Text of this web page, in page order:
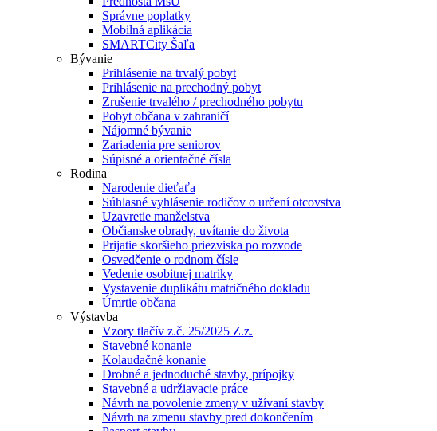
Správne poplatky
Mobilná aplikácia
SMARTCity Šaľa
Bývanie
Prihlásenie na trvalý pobyt
Prihlásenie na prechodný pobyt
Zrušenie trvalého / prechodného pobytu
Pobyt občana v zahraničí
Nájomné bývanie
Zariadenia pre seniorov
Súpisné a orientačné čísla
Rodina
Narodenie dieťaťa
Súhlasné vyhlásenie rodičov o určení otcovstva
Uzavretie manželstva
Občianske obrady, uvítanie do života
Prijatie skoršieho priezviska po rozvode
Osvedčenie o rodnom čísle
Vedenie osobitnej matriky
Vystavenie duplikátu matričného dokladu
Úmrtie občana
Výstavba
Vzory tlačív z.č. 25/2025 Z.z.
Stavebné konanie
Kolaudačné konanie
Drobné a jednoduché stavby, prípojky
Stavebné a udržiavacie práce
Návrh na povolenie zmeny v užívaní stavby
Návrh na zmenu stavby pred dokončením